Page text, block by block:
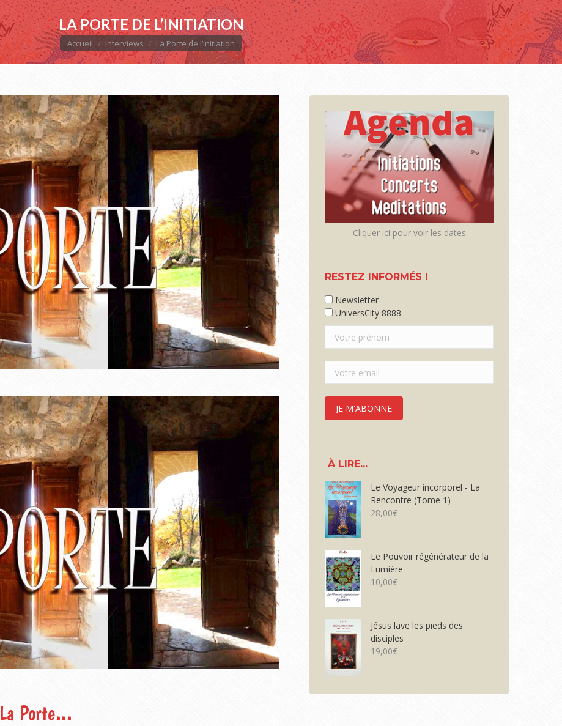
LA PORTE DE L’INITIATION
Vous êtes ici :
Accueil Interviews La Porte de l’Initiation
La Porte…
Cliquer ici pour voir les dates
RESTEZ INFORMÉS !
Newsletter
UniversCity 8888
À LIRE...
Le Voyageur incorporel - La
Rencontre (Tome 1)
28,00€
Le Pouvoir régénérateur de la
Lumière
10,00€
Jésus lave les pieds des
disciples
19,00€